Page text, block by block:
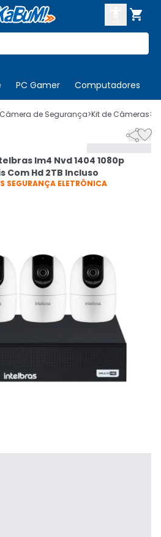

PC Gamer Computadores
conta
SE
Câmera de Segurança>Kit de Câmeras>

Im4 Nvd 1404 1080p
Com Hd 2TB Incluso
SEGURANÇA ELETRÔNICA